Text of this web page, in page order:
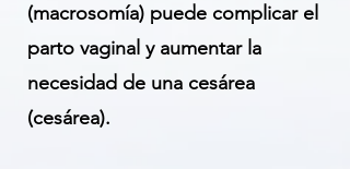
(macrosomía) puede complicar el
parto vaginal y aumentar la
necesidad de una cesárea
(cesárea).